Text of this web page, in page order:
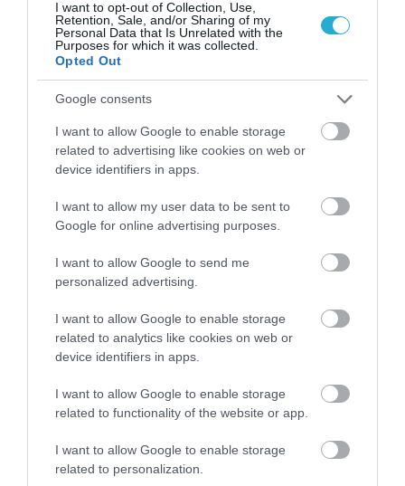
I want to opt-out of Collection, Use,
Retention, Sale, and/or Sharing of my
Personal Data that Is Unrelated with the
Purposes for which it was collected.
Opted Out
Google consents
I want to allow Google to enable storage
related to advertising like cookies on web or
device identifiers in apps.
I want to allow my user data to be sent to
Google for online advertising purposes.
I want to allow Google to send me
personalized advertising.
I want to allow Google to enable storage
related to analytics like cookies on web or
device identifiers in apps.
I want to allow Google to enable storage
related to functionality of the website or app.
I want to allow Google to enable storage
related to personalization.
42% τα τυποποιημένα τρόφιμα από 26%
πέρυσι, το 52% τα αναψυκτικά από 28%
πέρυσι, το 44% τα αλκοολούχα ποτά από
62% πέρυσι, ενώ ακόμη και το ψωμί και τα
αρτοσκευάσματα εμφανίζουν αυξημένες
περικοπές στο 24% φέτος από 11% πέρυσι.
Ακολουθήστε τοfoodlife.gr στο Google
Newsκαι μάθετε πρώτοι όλες τις ειδήσεις
TAGS: ΑΚΡΙΒΕΙΑ ΔΗΜΗΤΡΗΣ ΧΡΙΣΤΟΥΛΙΑΣ
ΠΕΡΙΣΣΟΤΕΡA